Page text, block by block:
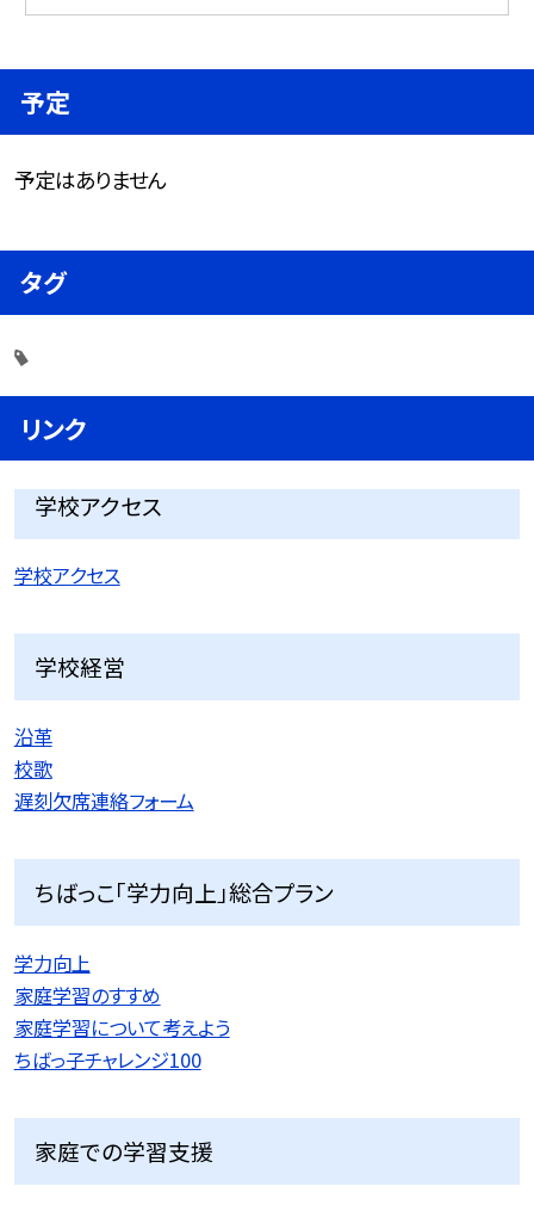
予定
予定はありません
タグ
リンク
学校アクセス
学校アクセス
学校経営
沿革
校歌
遅刻欠席連絡フォーム
ちばっこ「学力向上」総合プラン
学力向上
家庭学習のすすめ
家庭学習について考えよう
ちばっ子チャレンジ100
家庭での学習支援